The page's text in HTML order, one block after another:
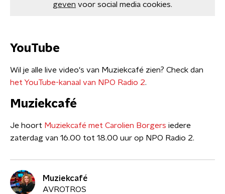
geven voor social media cookies.
YouTube
Wil je alle live video's van Muziekcafé zien? Check dan
het YouTube-kanaal van NPO Radio 2.
Muziekcafé
Je hoort Muziekcafé met Carolien Borgers iedere
zaterdag van 16.00 tot 18.00 uur op NPO Radio 2.
Muziekcafé
AVROTROS